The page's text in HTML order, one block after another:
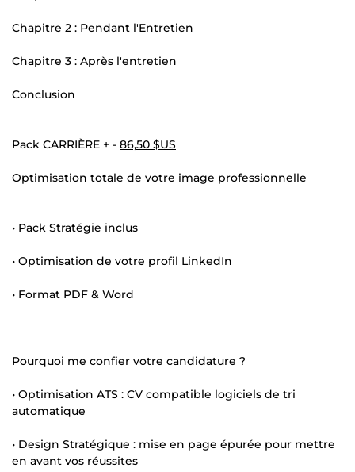
Chapitre 2 : Pendant l'Entretien
Chapitre 3 : Après l'entretien
Conclusion
Pack CARRIÈRE + - 86,50 $US
Optimisation totale de votre image professionnelle
• Pack Stratégie inclus
• Optimisation de votre profil LinkedIn
• Format PDF & Word
Pourquoi me confier votre candidature ?
• Optimisation ATS : CV compatible logiciels de tri
automatique
• Design Stratégique : mise en page épurée pour mettre
en avant vos réussites